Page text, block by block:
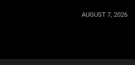
AUGUST 7, 2026